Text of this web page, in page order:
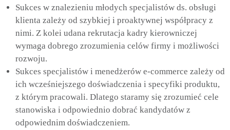
Sukces w znalezieniu młodych specjalistów ds. obsługi
klienta zależy od szybkiej i proaktywnej współpracy z
nimi. Z kolei udana rekrutacja kadry kierowniczej
wymaga dobrego zrozumienia celów firmy i możliwości
rozwoju.
Sukces specjalistów i menedżerów e-commerce zależy od
ich wcześniejszego doświadczenia i specyfiki produktu,
z którym pracowali. Dlatego staramy się zrozumieć cele
stanowiska i odpowiednio dobrać kandydatów z
odpowiednim doświadczeniem.